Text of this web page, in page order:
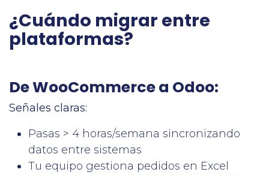
¿Cuándo migrar entre
plataformas?
De WooCommerce a Odoo:
Señales claras:
Pasas > 4 horas/semana sincronizando
datos entre sistemas
Tu equipo gestiona pedidos en Excel